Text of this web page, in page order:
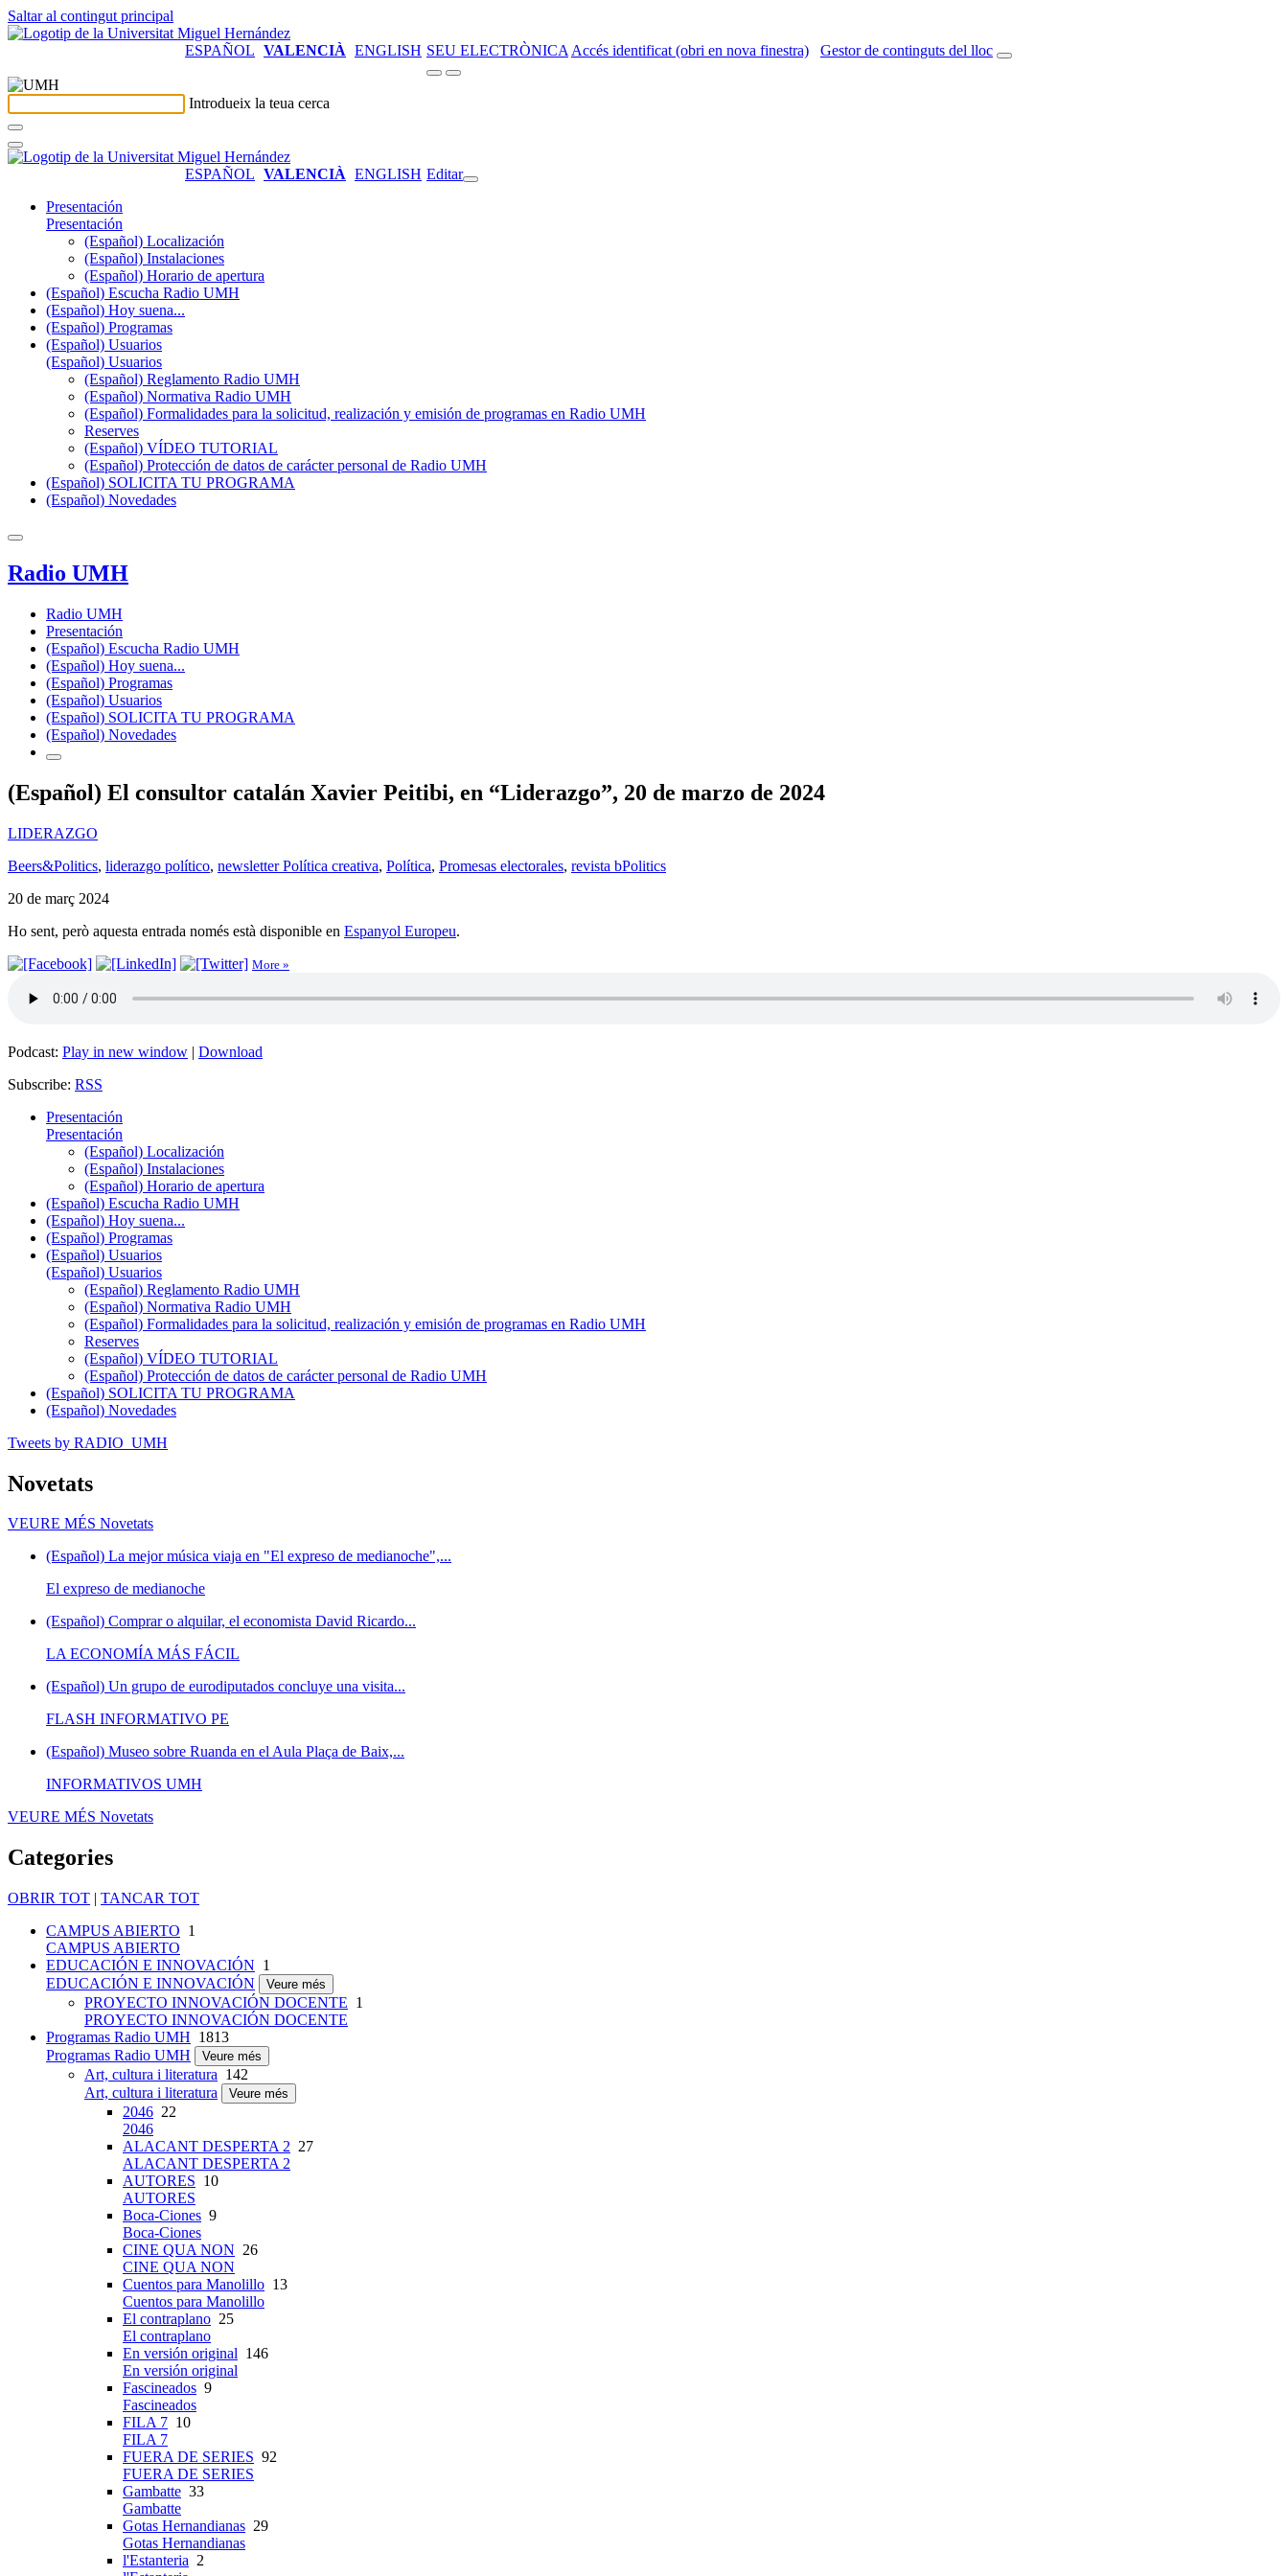
Saltar al contingut principal
ESPAÑOL VALENCIÀ ENGLISH SEU ELECTRÒNICA Accés identificat (obri en nova finestra) Gestor de continguts del lloc
Introdueix la teua cerca
ESPAÑOL VALENCIÀ ENGLISH Editar
Presentación
Presentación
(Español) Localización
(Español) Instalaciones
(Español) Horario de apertura
(Español) Escucha Radio UMH
(Español) Hoy suena...
(Español) Programas
(Español) Usuarios
(Español) Usuarios
(Español) Reglamento Radio UMH
(Español) Normativa Radio UMH
(Español) Formalidades para la solicitud, realización y emisión de programas en Radio UMH
Reserves
(Español) VÍDEO TUTORIAL
(Español) Protección de datos de carácter personal de Radio UMH
(Español) SOLICITA TU PROGRAMA
(Español) Novedades
Radio UMH
Radio UMH
Presentación
(Español) Escucha Radio UMH
(Español) Hoy suena...
(Español) Programas
(Español) Usuarios
(Español) SOLICITA TU PROGRAMA
(Español) Novedades
(Español) El consultor catalán Xavier Peitibi, en “Liderazgo”, 20 de marzo de 2024
LIDERAZGO
Beers&Politics, liderazgo político, newsletter Política creativa, Política, Promesas electorales, revista bPolitics
20 de març 2024
Ho sent, però aquesta entrada només està disponible en Espanyol Europeu.
More »
Podcast: Play in new window | Download
Subscribe: RSS
Presentación
Presentación
(Español) Localización
(Español) Instalaciones
(Español) Horario de apertura
(Español) Escucha Radio UMH
(Español) Hoy suena...
(Español) Programas
(Español) Usuarios
(Español) Usuarios
(Español) Reglamento Radio UMH
(Español) Normativa Radio UMH
(Español) Formalidades para la solicitud, realización y emisión de programas en Radio UMH
Reserves
(Español) VÍDEO TUTORIAL
(Español) Protección de datos de carácter personal de Radio UMH
(Español) SOLICITA TU PROGRAMA
(Español) Novedades
Tweets by RADIO_UMH
Novetats
VEURE MÉS Novetats
(Español) La mejor música viaja en "El expreso de medianoche",...
El expreso de medianoche
(Español) Comprar o alquilar, el economista David Ricardo...
LA ECONOMÍA MÁS FÁCIL
(Español) Un grupo de eurodiputados concluye una visita...
FLASH INFORMATIVO PE
(Español) Museo sobre Ruanda en el Aula Plaça de Baix,...
INFORMATIVOS UMH
VEURE MÉS Novetats
Categories
OBRIR TOT | TANCAR TOT
CAMPUS ABIERTO 1
CAMPUS ABIERTO
EDUCACIÓN E INNOVACIÓN 1
EDUCACIÓN E INNOVACIÓN
Veure més
PROYECTO INNOVACIÓN DOCENTE 1
PROYECTO INNOVACIÓN DOCENTE
Programas Radio UMH 1813
Programas Radio UMH
Veure més
Art, cultura i literatura 142
Art, cultura i literatura
Veure més
2046 22
2046
ALACANT DESPERTA 2 27
ALACANT DESPERTA 2
AUTORES 10
AUTORES
Boca-Ciones 9
Boca-Ciones
CINE QUA NON 26
CINE QUA NON
Cuentos para Manolillo 13
Cuentos para Manolillo
El contraplano 25
El contraplano
En versión original 146
En versión original
Fascineados 9
Fascineados
FILA 7 10
FILA 7
FUERA DE SERIES 92
FUERA DE SERIES
Gambatte 33
Gambatte
Gotas Hernandianas 29
Gotas Hernandianas
l'Estanteria 2